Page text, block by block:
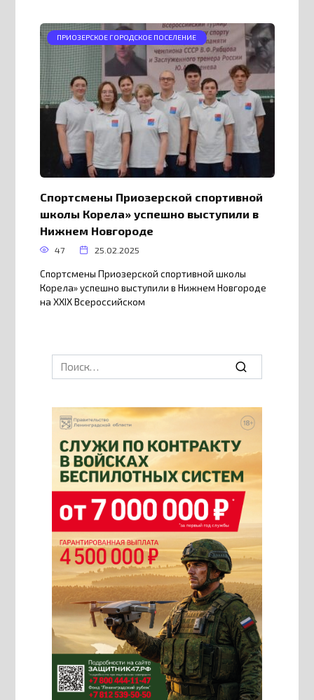
ПРИОЗЕРСКОЕ ГОРОДСКОЕ ПОСЕЛЕНИЕ
Спортсмены Приозерской спортивной
школы Корела» успешно выступили в
Нижнем Новгороде
47 25.02.2025
Спортсмены Приозерской спортивной школы
Корела» успешно выступили в Нижнем Новгороде
на XXIХ Всероссийском
Search
for: